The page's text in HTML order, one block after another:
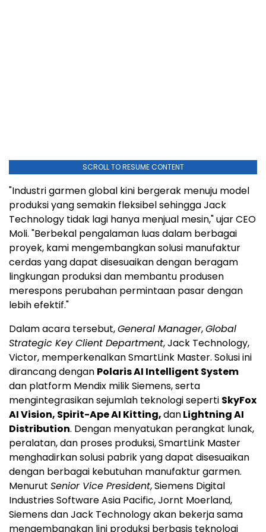
SCROLL TO RESUME CONTENT
"Industri garmen global kini bergerak menuju model
produksi yang semakin fleksibel sehingga Jack
Technology tidak lagi hanya menjual mesin," ujar CEO
Moli. "Berbekal pengalaman luas dalam berbagai
proyek, kami mengembangkan solusi manufaktur
cerdas yang dapat disesuaikan dengan beragam
lingkungan produksi dan membantu produsen
merespons perubahan permintaan pasar dengan
lebih efektif."
Dalam acara tersebut,General Manager,Global
Strategic Key Client Department, Jack Technology,
Victor, memperkenalkan SmartLink Master. Solusi ini
dirancang dengan Polaris AI Intelligent System
dan platform Mendix milik Siemens, serta
mengintegrasikan sejumlah teknologi seperti SkyFox
AI Vision, Spirit-Ape AI Kitting,danLightning AI
Distribution. Dengan menyatukan perangkat lunak,
peralatan, dan proses produksi, SmartLink Master
menghadirkan solusi pabrik yang dapat disesuaikan
dengan berbagai kebutuhan manufaktur garmen.
Menurut Senior Vice President, Siemens Digital
Industries Software Asia Pacific, Jornt Moerland,
Siemens dan Jack Technology akan bekerja sama
mengembangkan lini produksi berbasis teknologi